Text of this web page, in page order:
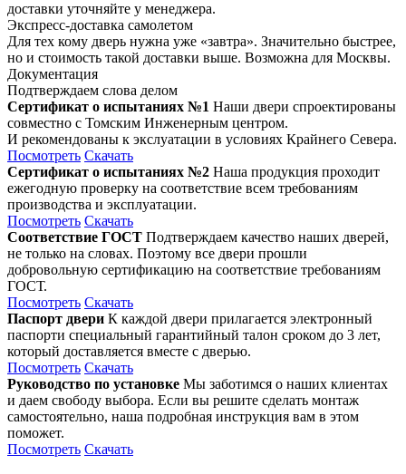
доставки уточняйте у менеджера.
Экспресс-доставка самолетом
Для тех кому дверь нужна уже «завтра». Значительно быстрее,
но и стоимость такой доставки выше. Возможна для Москвы.
Документация
Подтверждаем слова делом
Сертификат о испытаниях №1 Наши двери спроектированы
совместно с Томским Инженерным центром.
И рекомендованы к экслуатации в условиях Крайнего Севера.
Посмотреть Скачать
Сертификат о испытаниях №2 Наша продукция проходит
ежегодную проверку на соответствие всем требованиям
производства и эксплуатации.
Посмотреть Скачать
Соответствие ГОСТ Подтверждаем качество наших дверей,
не только на словах. Поэтому все двери прошли
добровольную сертификацию на соответствие требованиям
ГОСТ.
Посмотреть Скачать
Паспорт двери К каждой двери прилагается электронный
паспорти специальный гарантийный талон сроком до 3 лет,
который доставляется вместе с дверью.
Посмотреть Скачать
Руководство по установке Мы заботимся о наших клиентах
и даем свободу выбора. Если вы решите сделать монтаж
самостоятельно, наша подробная инструкция вам в этом
поможет.
Посмотреть Скачать